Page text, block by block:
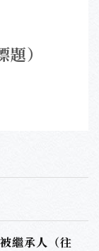
）
繼承人（往